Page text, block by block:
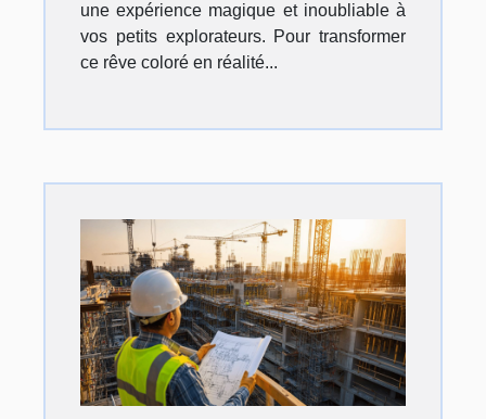
une expérience magique et inoubliable à
vos petits explorateurs. Pour transformer
ce rêve coloré en réalité...